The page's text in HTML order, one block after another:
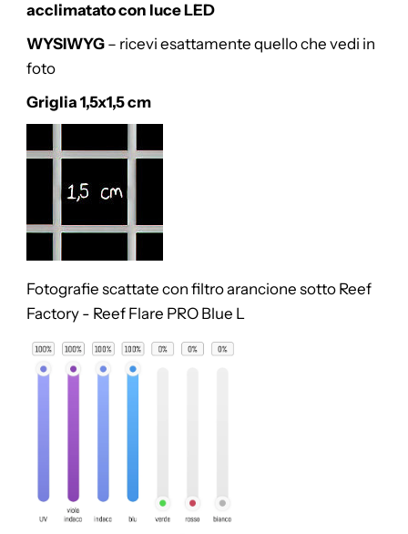
acclimatato con luce LED
WYSIWYG– ricevi esattamente quello che vedi in
foto
Griglia 1,5x1,5 cm
Fotografie scattate con filtro arancione sotto Reef
Factory - Reef Flare PRO Blue L